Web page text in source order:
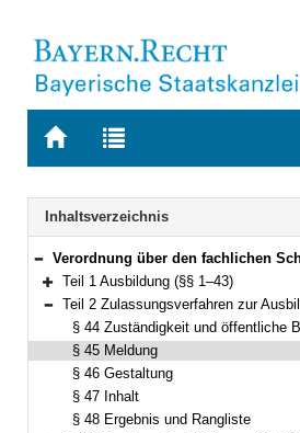
Zur
BAYERN.RECHT
Zur
letzten
Suche
Navigation
Inhaltsverzeichnis
Bereich reduzieren
Verordnung über den fachlichen Schwerpunkt Staatsfinanz (Fachverordnung Staatsfinanz – FachV-StF)
Bereich erweitern
Teil 1 Ausbildung (§§ 1–43)
Bereich reduzieren
Teil 2 Zulassungsverfahren zur
§ 44 Zuständigkeit und öffentliche
§ 45 Meldung
§ 46 Gestaltung
§ 47 Inhalt
§ 48 Ergebnis und Rangliste